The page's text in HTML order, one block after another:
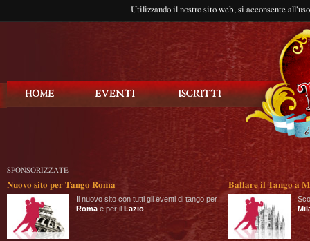
Utilizzando il nostro sito web, si acconsente
SPONSORIZZATE
Nuovo sito per Tango Roma
Il nuovo sito con tutti gli eventi di tango per
Roma e per il Lazio
Ballare il Tango a